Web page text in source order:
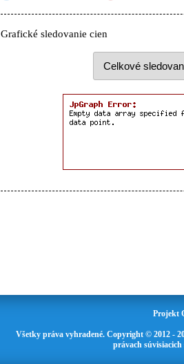
Grafické sledovanie cien
Projekt
Všetky práva vyhradené. Copyright © 2012 -
právach